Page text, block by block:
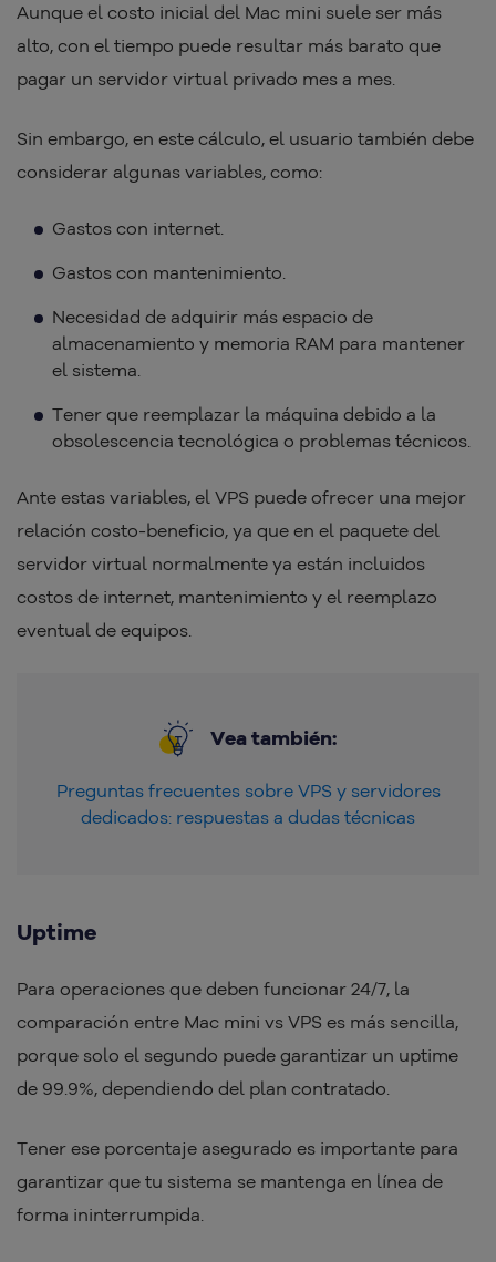
Aunque el costo inicial del Mac mini suele ser más
alto, con el tiempo puede resultar más barato que
pagar un servidor virtual privado mes a mes.
Sin embargo, en este cálculo, el usuario también debe
considerar algunas variables, como:
Gastos con internet.
Gastos con mantenimiento.
Necesidad de adquirir más espacio de
almacenamiento y memoria RAM para mantener
el sistema.
Tener que reemplazar la máquina debido a la
obsolescencia tecnológica o problemas técnicos.
Ante estas variables, el VPS puede ofrecer una mejor
relación costo-beneficio, ya que en el paquete del
servidor virtual normalmente ya están incluidos
costos de internet, mantenimiento y el reemplazo
eventual de equipos.
Vea también:
Preguntas frecuentes sobre VPS y servidores
dedicados: respuestas a dudas técnicas
Uptime
Para operaciones que deben funcionar 24/7, la
comparación entre Mac mini vs VPS es más sencilla,
porque solo el segundo puede garantizar un uptime
de 99.9%, dependiendo del plan contratado.
Tener ese porcentaje asegurado es importante para
garantizar que tu sistema se mantenga en línea de
forma ininterrumpida.